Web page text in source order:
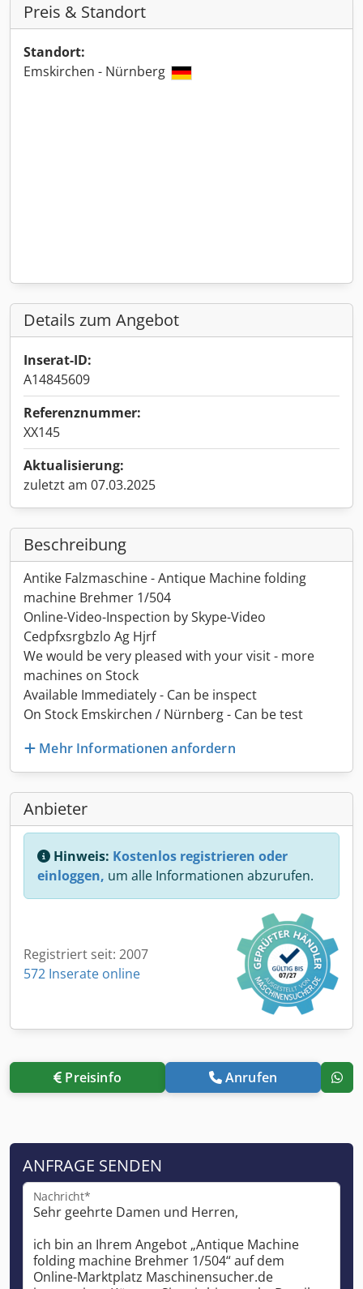
Preis & Standort
Standort:
Emskirchen - Nürnberg
Details zum Angebot
Inserat-ID:
A14845609
Referenznummer:
XX145
Aktualisierung:
zuletzt am 07.03.2025
Beschreibung
Antike Falzmaschine - Antique Machine folding
machine Brehmer 1/504
Online-Video-Inspection by Skype-Video
Cedpfxsrgbzlo Ag Hjrf
We would be very pleased with your visit - more
machines on Stock
Available Immediately - Can be inspect
On Stock Emskirchen / Nürnberg - Can be test
Mehr Informationen anfordern
Anbieter
Hinweis: Kostenlos registrieren oder
einloggen, um alle Informationen abzurufen.
Registriert seit: 2007
572 Inserate online
Preisinfo Anrufen
ANFRAGE SENDEN
Nachricht*